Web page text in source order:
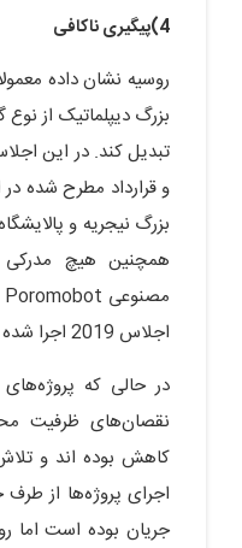
4)پیگیری ناکافی
روسیه نشان داده
بزرگ دیپلماتیک از نوع
بزرگ نیجریه و
همچنین هیچ
اجلاس 2019 اجرا شده است یا خیر؟
در حالی که پروژه‌های
نقصان‌های ظرفیت
کاهش بوده اند و
اجرای پروژه‌ها از طرف
جریان بوده است اما